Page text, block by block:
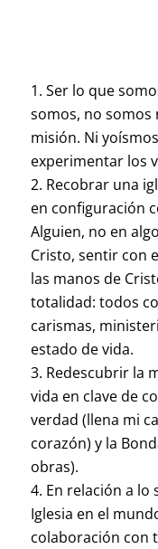
Ser lo que
somos, no somos
misión. Ni
experimentar los
Recobrar una
en configuración
Alguien, no en
Cristo, sentir con
las manos de
totalidad: todos
carismas,
estado de vida.
Redescubrir la
vida en clave de
verdad (llena mi
corazón) y la
obras).
En relación a lo
Iglesia en el
colaboración con